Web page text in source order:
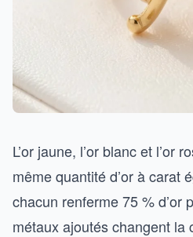
L’or jaune, l’or blanc et l’or
même quantité d’or à carat
chacun renferme 75 % d’or
métaux ajoutés changent la